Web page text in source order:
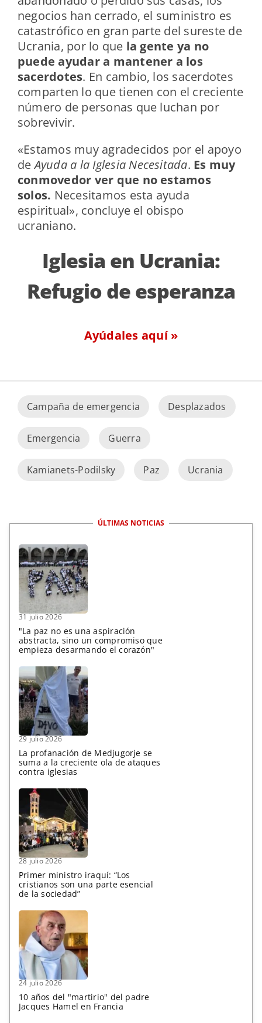
negocios han cerrado, el suministro es
catastrófico en gran parte del sureste de
Ucrania, por lo que la gente ya no
puede ayudar a mantener a los
sacerdotes. En cambio, los sacerdotes
comparten lo que tienen con el creciente
número de personas que luchan por
sobrevivir.
«Estamos muy agradecidos por el apoyo
deAyuda a la Iglesia Necesitada. Es muy
conmovedor ver que no estamos
solos. Necesitamos esta ayuda
espiritual», concluye el obispo
ucraniano.
Iglesia en Ucrania:
Refugio de esperanza
Ayúdales aquí »
Campaña de emergencia Desplazados
Emergencia Guerra
Kamianets-Podilsky Paz Ucrania
ÚLTIMAS NOTICIAS
31 julio 2026
"La paz no es una aspiración
abstracta, sino un compromiso que
empieza desarmando el corazón"
29 julio 2026
La profanación de Medjugorje se
suma a la creciente ola de ataques
contra iglesias
28 julio 2026
Primer ministro iraquí: “Los
cristianos son una parte esencial
de la sociedad”
24 julio 2026
10 años del "martirio" del padre
Jacques Hamel en Francia